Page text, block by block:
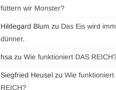
füttern wir Monster?
Hildegard Blum zu Das Eis wird
dünner.
hsa zuWie funktioniert DAS
Siegfried Heusel zuWie funktioniert
REICH?